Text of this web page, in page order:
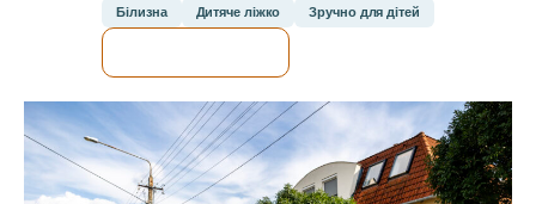
Білизна Дитяче ліжко Зручно для дітей